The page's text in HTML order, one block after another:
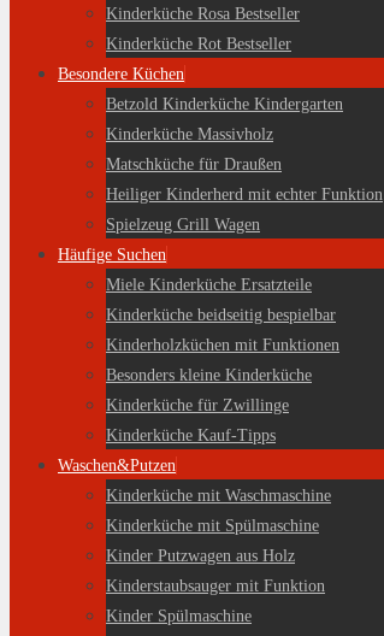
Kinderküche Rosa Bestseller
Kinderküche Rot Bestseller
Besondere Küchen
Betzold Kinderküche Kindergarten
Kinderküche Massivholz
Matschküche für Draußen
Heiliger Kinderherd mit echter Funktion
Spielzeug Grill Wagen
Häufige Suchen
Miele Kinderküche Ersatzteile
Kinderküche beidseitig bespielbar
Kinderholzküchen mit Funktionen
Besonders kleine Kinderküche
Kinderküche für Zwillinge
Kinderküche Kauf-Tipps
Waschen&Putzen
Kinderküche mit Waschmaschine
Kinderküche mit Spülmaschine
Kinder Putzwagen aus Holz
Kinderstaubsauger mit Funktion
Kinder Spülmaschine